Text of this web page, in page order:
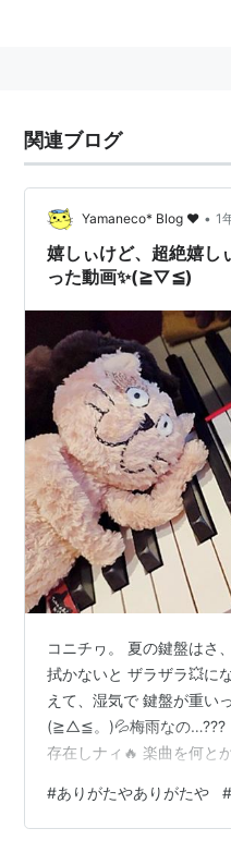
関連ブログ
Yamaneco* Blog ♥ • 1
嬉しぃけど、超絶嬉し
った動画✨(≧▽≦)
コニチヮ。 夏の鍵盤はさ
拭かないと ザラザラ💥に
えて、湿気で 鍵盤が重い
(≧△≦。)💦梅雨なの…???
存在しナィ🔥 楽曲を何と
出せなくて、 おともだち
って聞いてみたら あっ
#ありがたやありがたや #